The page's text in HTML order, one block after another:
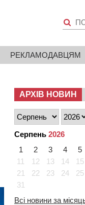
РЕКЛАМОДАВЦЯМ
АРХІВ НОВИН
Серпень 2026
1
2 3 4 5
11
12 13 14 15
21
22 23 24 25
31
Всі новини за